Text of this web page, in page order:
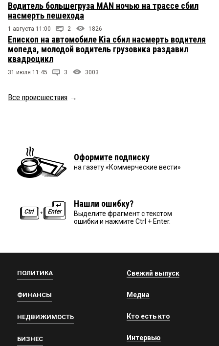
Водитель большегруза MAN ночью на трассе сбил
насмерть пешехода
1 августа 11:00 2 1826
Епископ на автомобиле Kia сбил насмерть водителя
мопеда, молодой водитель грузовика раздавил
квадроцикл
31 июля 11:45 3 3003
Все происшествия →
Оформите подписку
на газету «Коммерческие вести»
Нашли ошибку?
Выделите фрагмент с текстом
ошибки и нажмите Ctrl + Enter.
ПОЛИТИКА
ФИНАНСЫ
НЕДВИЖИМОСТЬ
БИЗНЕС
Свежий выпуск
Медиа
Кто есть кто
Интервью